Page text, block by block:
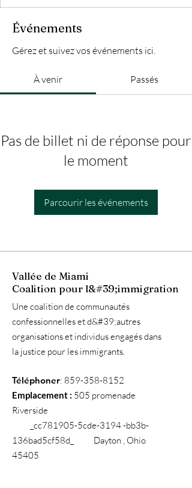
Événements
Gérez et suivez vos événements ici.
À venir Passés
Pas de billet ni de réponse pour
le moment
Parcourir les événements
Vallée de Miami
Coalition pour l&#39;immigration
Une coalition de communautés
confessionnelles et d&#39;autres
organisations et individus engagés dans
la justice pour les immigrants.
Téléphoner: 859-358-8152
Emplacement : 505 promenade
Riverside
_cc781905-5cde-3194 -bb3b-
136bad5cf58d_ Dayton , Ohio
45405